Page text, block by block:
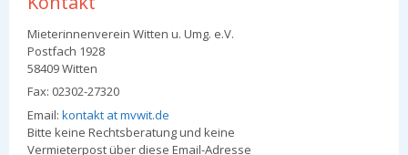
Mieterinnenverein Witten u. Umg. e.V.
Postfach 1928
58409 Witten
Fax: 02302-27320
Email: kontakt at mvwit.de
Bitte keine Rechtsberatung und keine
Vermieterpost über diese Email-Adresse